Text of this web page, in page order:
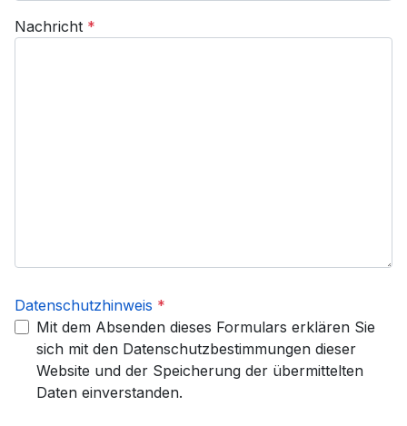
Nachricht *
Datenschutzhinweis *
Mit dem Absenden dieses Formulars erklären Sie
sich mit den Datenschutzbestimmungen dieser
Website und der Speicherung der übermittelten
Daten einverstanden.